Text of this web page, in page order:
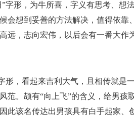
”字形，为牛所喜，字义有思考、
会想到妥善的方法解决，值得依
远，志向宏伟，以后会有一番大作
形，看起来吉利大气，且相传就
范。颉有“向上飞”的含义，给男
此该名传达出男孩具有白手起家、